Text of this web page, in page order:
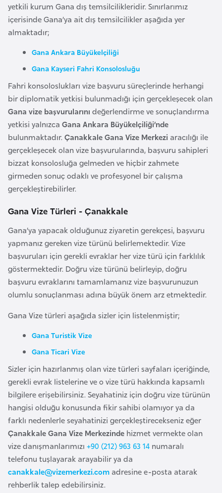
yetkili kurum Gana dış temsilcilikleridir. Sınırlarımız
içerisinde Gana’ya ait dış temsilcilikler aşağıda yer
almaktadır;
Gana Ankara Büyükelçiliği
Gana Kayseri Fahri Konsolosluğu
Fahri konsoloslukları vize başvuru süreçlerinde herhangi
bir diplomatik yetkisi bulunmadığı için gerçekleşecek olan
Gana vize başvurularını değerlendirme ve sonuçlandırma
yetkisi yalnızca Gana Ankara Büyükelçiliği’nde
bulunmaktadır. Çanakkale Gana Vize Merkezi aracılığı ile
gerçekleşecek olan vize başvurularında, başvuru sahipleri
bizzat konsolosluğa gelmeden ve hiçbir zahmete
girmeden sonuç odaklı ve profesyonel bir çalışma
gerçekleştirebilirler.
Gana Vize Türleri - Çanakkale
Gana’ya yapacak olduğunuz ziyaretin gerekçesi, başvuru
yapmanız gereken vize türünü belirlemektedir. Vize
başvuruları için gerekli evraklar her vize türü için farklılık
göstermektedir. Doğru vize türünü belirleyip, doğru
başvuru evraklarını tamamlamanız vize başvurunuzun
olumlu sonuçlanması adına büyük önem arz etmektedir.
Gana Vize türleri aşağıda sizler için listelenmiştir;
Gana Turistik Vize
Gana Ticari Vize
Sizler için hazırlanmış olan vize türleri sayfaları içeriğinde,
gerekli evrak listelerine ve o vize türü hakkında kapsamlı
bilgilere erişebilirsiniz. Seyahatiniz için doğru vize türünün
hangisi olduğu konusunda fikir sahibi olamıyor ya da
farklı nedenlerle seyahatinizi gerçekleştirecekseniz eğer
Çanakkale Gana Vize Merkezinde hizmet vermekte olan
vize danışmanlarımızı +90 (212) 963 63 14 numaralı
telefonu tuşlayarak arayabilir ya da
canakkale@vizemerkezi.com adresine e-posta atarak
rehberlik talep edebilirsiniz.
B
e
u
s
B
e
l
ç
i
k
B
e
n
i
n
B
a
H
e
r
s
e
k
B
u